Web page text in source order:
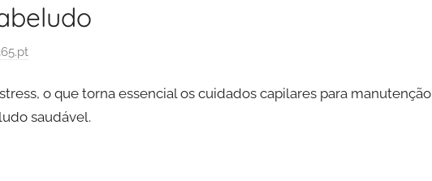
o que torna essencial os cuidados capilares para manutenção
saudável.